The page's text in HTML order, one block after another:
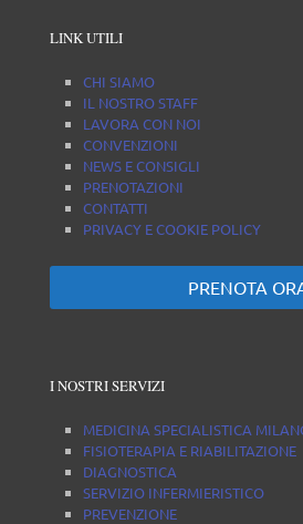
LINK UTILI
CHI SIAMO
IL NOSTRO STAFF
LAVORA CON NOI
CONVENZIONI
NEWS E CONSIGLI
PRENOTAZIONI
CONTATTI
PRIVACY E COOKIE POLICY
PRENOTA
I NOSTRI SERVIZI
MEDICINA SPECIALISTICA
FISIOTERAPIA E RIABILITAZIONE
DIAGNOSTICA
SERVIZIO INFERMIERISTICO
PREVENZIONE